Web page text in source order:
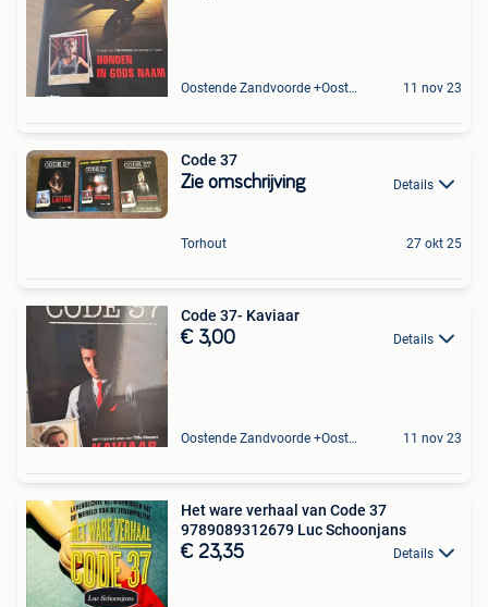
Oostende Zandvoorde +Oostende 11 nov 23
Code 37
Zie omschrijving Details
Torhout 27 okt 25
Code 37- Kaviaar
€ 3,00 Details
Oostende Zandvoorde +Oostende 11 nov 23
Het ware verhaal van Code 37
9789089312679 Luc Schoonjans
€ 23,35 Details